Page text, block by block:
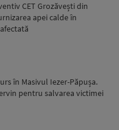
CET Grozăvești din
apei calde în
în Masivul Iezer-Păpușa.
pentru salvarea victimei